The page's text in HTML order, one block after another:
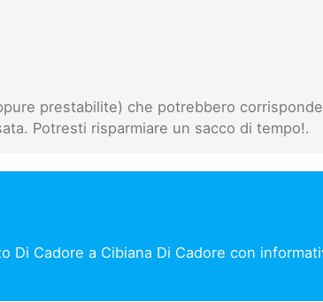
prestabilite) che potrebbero
Potresti risparmiare un sacco di tempo!.
Di Cadore a Cibiana Di Cadore con